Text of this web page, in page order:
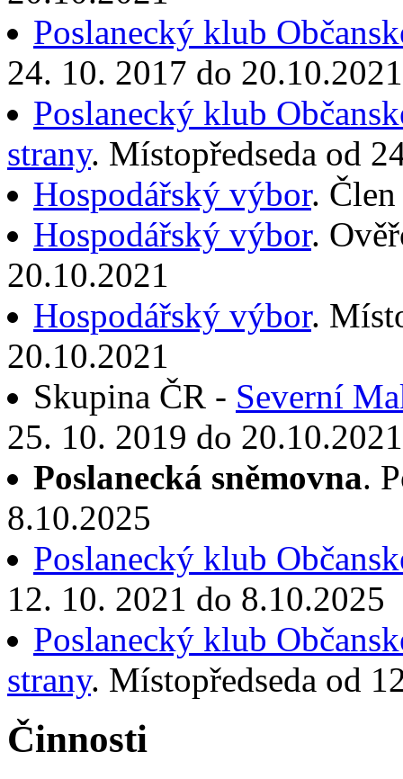
Poslanecký klub
24. 10. 2017 do 20.10.2021
Poslanecký klub
strany. Místopředseda od
Hospodářský výbor.
Hospodářský výbor.
20.10.2021
Hospodářský výbor.
20.10.2021
Skupina ČR - Severní
25. 10. 2019 do 20.10.2021
Poslanecká sněmovna.
8.10.2025
Poslanecký klub
12. 10. 2021 do 8.10.2025
Poslanecký klub
strany. Místopředseda od
Činnosti